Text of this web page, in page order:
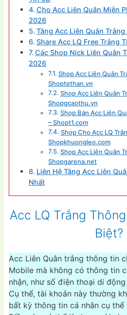
Cho Acc Liên Quân Miễn
2026
Tặng Acc Liên Quân
Share Acc LQ Free Trắng
Các Shop Nick Liên Quân
2026
Shop Acc Liên Quân
Shoptethan.vn
Shop Acc Liên Quân
Shopgcaothu.vn
Shop Bán Acc Liên
– Shopt1.com
Shop Cho Acc LQ
Shopkhuongleo.com
Shop Acc Liên Quân
Shopgarena.net
Liên Hệ Tặng Acc Liên
Nhất
Acc LQ Trắng
Biệt?
Acc Liên Quân trắng thông tin
Mobile mà không có thông tin
nhận, như số điện thoại di
Cụ thể, tài khoản này thường
bất kỳ thông tin cá nhân cụ thể